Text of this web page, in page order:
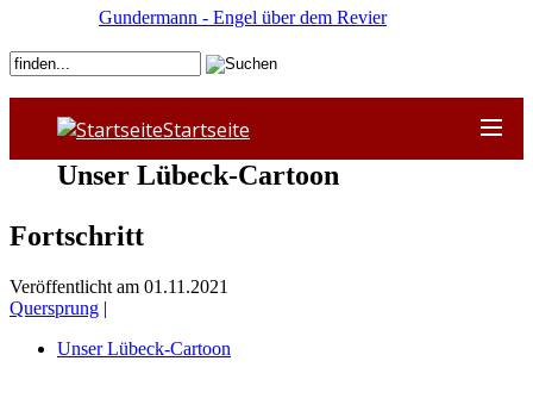
Startseite
Unser Lübeck-Cartoon
Fortschritt
Veröffentlicht am 01.11.2021
Quersprung |
Unser Lübeck-Cartoon
Gundermann - Engel über dem Revier